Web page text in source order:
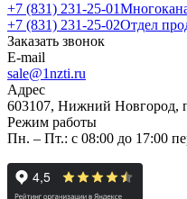
+7 (831) 231-25-01
+7 (831) 231-25-02Отдел
Заказать звонок
E-mail
sale@1nzti.ru
Адрес
603107, Нижний Новгород,
Режим работы
Пн. – Пт.: с 08:00 до 17:00